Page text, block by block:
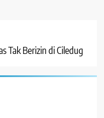
Tak Berizin di Ciledug